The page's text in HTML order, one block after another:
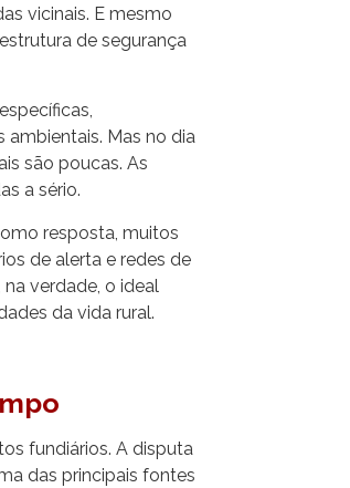
vicinais. E mesmo
de segurança
Mas no dia
são poucas. As
a sério.
resposta, muitos
de alerta e redes de
verdade, o ideal
da vida rural.
fundiários. A disputa
das principais fontes